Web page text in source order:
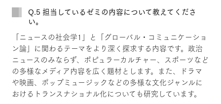
Q.5 担当しているゼミの内容について教えてくださ
い。
「ニュースの社会学1」と「グローバル・コミュニケーショ
ン論」に関わるテーマをより深く探求する内容です。政治
ニュースのみならず、ポピュラーカルチャー、スポーツなど
の多様なメディア内容を広く題材とします。また、ドラマ
や映画、ポップミュージックなどの多様な文化ジャンルに
おけるトランスナショナル化についても研究しています。